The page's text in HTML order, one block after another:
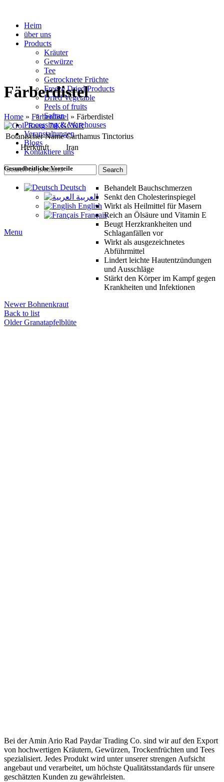
Heim
über uns
Products
Kräuter
Gewürze
Tee
Getrocknete Früchte
Freeze Dried Products
Dried Vegetable
Peels of fruits
Safran
Processing & Warehouses
Veranstaltungen
Blogs
Kontaktiere uns
Search
Deutsch
العربية
English
Français
Menu
Färberdistel
Home » Färberdistel » Färberdistel
Botanischer Name Carthamus Tinctorius
Herkunft
Iran
Gesundheitliche Vorteile
Behandelt Bauchschmerzen
Senkt den Cholesterinspiegel
Wirkt als Heilmittel für Masern
Reich an Ölsäure und Vitamin E
Beugt Herzkrankheiten und
Schlaganfällen vor
Wirkt als ausgezeichnetes
Abführmittel
Lindert leichte Hautentzündungen
und Ausschläge
Stärkt den Körper im Kampf gegen
Krankheiten und Infektionen
Newer Bohnenkraut
Back to list
Older Granatapfelblüte
Bei der Amin Ario Rad Paydar Trading Co. sind wir auf den Export
von hochwertigen Kräutern, Gewürzen, Trockenfrüchten und Tees
spezialisiert. Jedes Produkt wird unter unserer strengen Aufsicht
angebaut und verarbeitet, um höchste Qualitätsstandards für unsere
geschätzten Kunden zu gewährleisten.